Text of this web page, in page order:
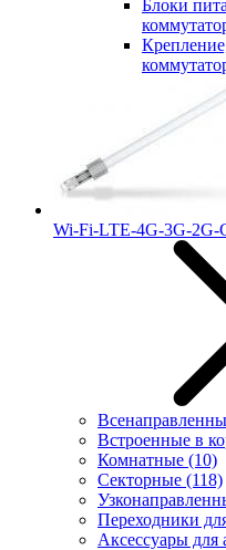
Блоки
Wi-Fi-LTE-4G-3G-2G-
Встроенные в
Комнатные (10)
Секторные (118)
Переходники
Аксессуары для